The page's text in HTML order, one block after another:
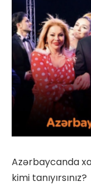
Azərbaycanda
kimi tanıyırsınız?